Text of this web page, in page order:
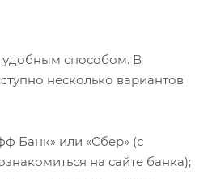
удобным способом. В
несколько вариантов
Банк» или «Сбер» (с
на сайте банка);